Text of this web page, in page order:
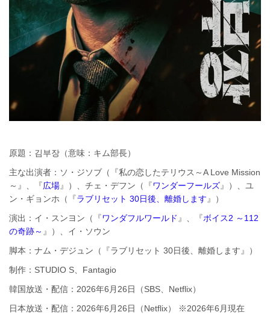
原題：김부장（意味：キム部長）
主な出演者：ソ・ジソブ（『私の恋したテリウス～A Love Mission
～』、『広場』）、チェ・デフン（『ワンダーフールズ』）、ユ
ン・ギョンホ（『ラブリセット 30日後、離婚します 』）
演出：イ・スンヨン（『ワンダフルワールド 』、『ボイス2 ～112
の奇跡～ 』）、イ・ソウン
脚本：ナム・デジュン（『ラブリセット 30日後、離婚します』）
制作：STUDIO S、Fantagio
韓国放送・配信：2026年6月26日（SBS、Netflix）
日本放送・配信：2026年6月26日（Netflix） ※2026年6月現在